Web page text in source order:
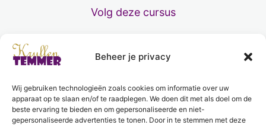
Beheer je privacy
Wij gebruiken technologieën zoals cookies om informatie over uw
apparaat op te slaan en/of te raadplegen. We doen dit met als doel om de
beste ervaring te bieden en om gepersonaliseerde en niet-
gepersonaliseerde advertenties te tonen. Door in te stemmen met deze
Geen hitte
Proteine
Haareigenschappen
Volg deze cursus